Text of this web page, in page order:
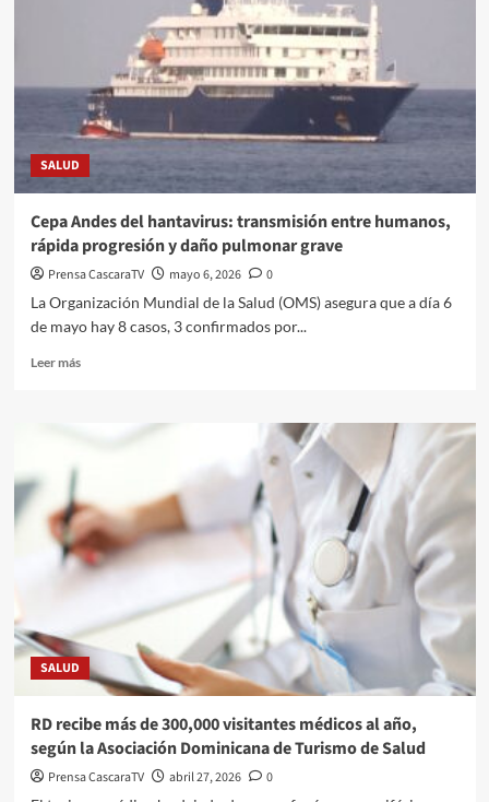
SALUD
Cepa Andes del hantavirus: transmisión entre humanos,
rápida progresión y daño pulmonar grave
Prensa CascaraTV mayo 6, 2026
0
La Organización Mundial de la Salud (OMS) asegura que a día 6
de mayo hay 8 casos, 3 confirmados por...
Leer más
SALUD
RD recibe más de 300,000 visitantes médicos al año,
según la Asociación Dominicana de Turismo de Salud
Prensa CascaraTV abril 27, 2026
0